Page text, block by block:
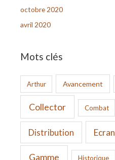
octobre 2020
avril 2020
Mots clés
Arthur Avancement
Collector Combat
Distribution Ecran
Gamme Historique